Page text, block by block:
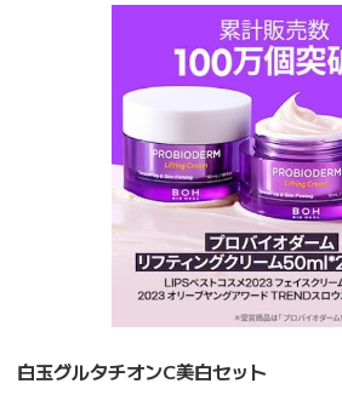
白玉グルタチオンC美白セット